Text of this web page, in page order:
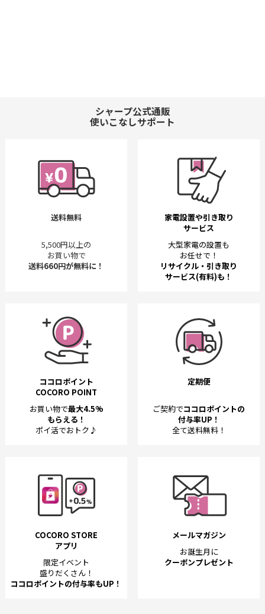
シャープ公式通販
使いこなしサポート
送料無料
5,500円以上の
お買い物で
送料660円が無料に！
家電設置や引き取り
サービス
大型家電の設置も
お任せで！
リサイクル・引き取り
サービス(有料)も！
ココロポイント
COCORO POINT
お買い物で最大4.5%
もらえる！
ポイ活でおトク♪
定期便
ご契約でココロポイントの
付与率UP！
全て送料無料！
COCORO STORE
アプリ
限定イベント
盛りだくさん！
ココロポイントの付与率もUP！
メールマガジン
お誕生月に
クーポンプレゼント